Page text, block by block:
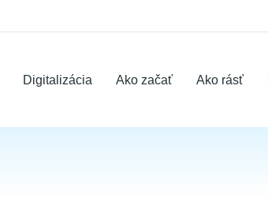
Digitalizácia Ako začať Ako rásť